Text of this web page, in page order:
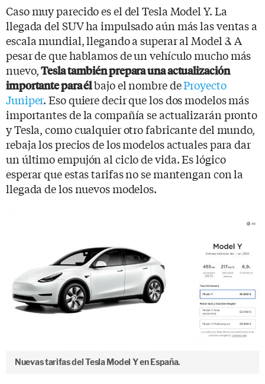
Caso muy parecido es el del Tesla Model Y. La
llegada del SUV ha impulsado aún más las ventas a
escala mundial, llegando a superar al Model 3. A
pesar de que hablamos de un vehículo mucho más
nuevo,Tesla también prepara una actualización
importante para élbajo el nombre deProyecto
Juniper. Eso quiere decir que los dos modelos más
importantes de la compañía se actualizarán pronto
y Tesla, como cualquier otro fabricante del mundo,
rebaja los precios de los modelos actuales para dar
un último empujón al ciclo de vida. Es lógico
esperar que estas tarifas no se mantengan con la
llegada de los nuevos modelos.
Nuevas tarifas del Tesla Model Y en España.